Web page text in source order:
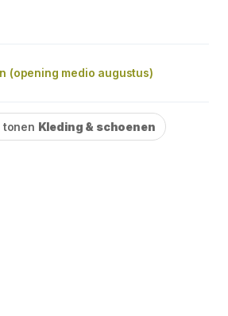
(opening medio augustus)
tonen Kleding & schoenen